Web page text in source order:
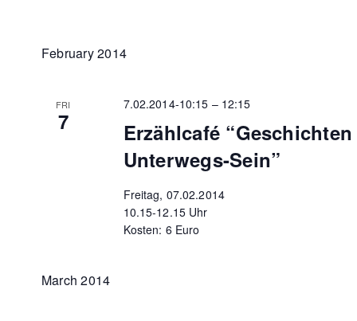
February 2014
FRI
7
Erzählcafé
Unterwegs-Sein”
7.02.2014-10:15 – 12:15
Freitag, 07.02.2014
10.15-12.15 Uhr
Kosten: 6 Euro
March 2014